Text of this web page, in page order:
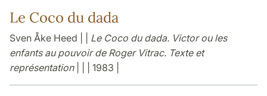
Le Coco du dada
Sven Åke Heed | | Le Coco du dada. Victor ou les
enfants au pouvoir de Roger Vitrac. Texte et
représentation| | | 1983 |